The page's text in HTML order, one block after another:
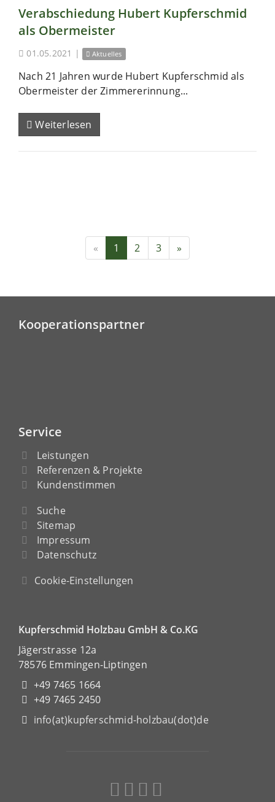
Verabschiedung Hubert Kupferschmid
als Obermeister
01.05.2021 | Aktuelles
Nach 21 Jahren wurde Hubert Kupferschmid als
Obermeister der Zimmererinnung...
Weiterlesen
« 1 2 3 »
Kooperationspartner
Service
Leistungen
Referenzen & Projekte
Kundenstimmen
Suche
Sitemap
Impressum
Datenschutz
Cookie-Einstellungen
Kupferschmid Holzbau GmbH & Co.KG
Jägerstrasse 12a
78576 Emmingen-Liptingen
+49 7465 1664
+49 7465 2450
info(at)kupferschmid-holzbau(dot)de